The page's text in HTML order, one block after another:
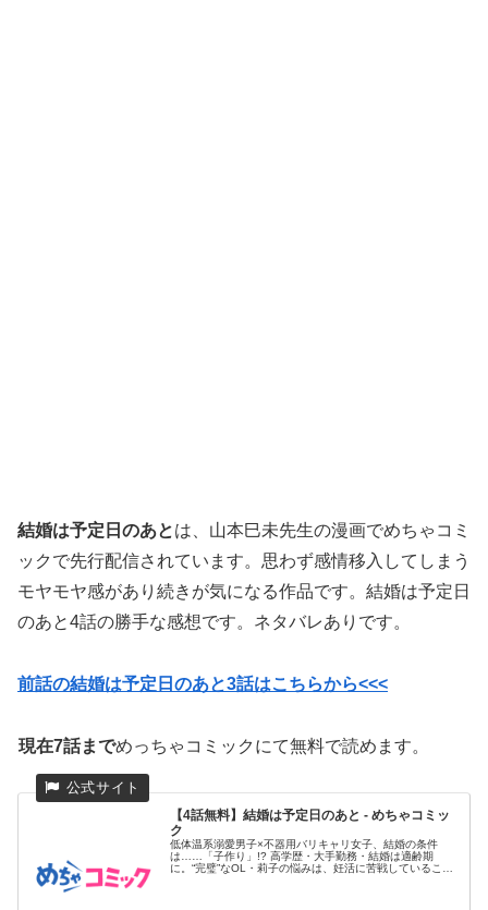
結婚は予定日のあとは、山本巳未先生の漫画でめちゃコミ
ックで先行配信されています。思わず感情移入してしまう
モヤモヤ感があり続きが気になる作品です。結婚は予定日
のあと4話の勝手な感想です。ネタバレありです。
前話の結婚は予定日のあと3話はこちらから<<<
現在7話までめっちゃコミックにて無料で読めます。
【4話無料】結婚は予定日のあと - めちゃコミッ
ク
低体温系溺愛男子×不器用バリキャリ女子、結婚の条件
は……「子作り」!? 高学歴・大手勤務・結婚は適齢期
に。“完璧”なOL・莉子の悩みは、妊活に苦戦しているこ